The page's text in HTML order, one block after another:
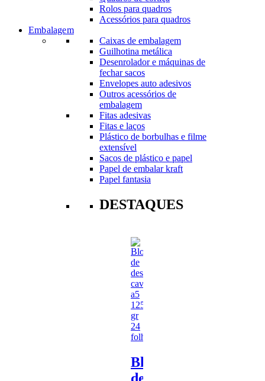
Rolos para quadros
Acessórios para quadros
Embalagem
Caixas de embalagem
Guilhotina metálica
Desenrolador e máquinas de
fechar sacos
Envelopes auto adesivos
Outros acessórios de
embalagem
Fitas adesivas
Fitas e laços
Plástico de borbulhas e filme
extensível
Sacos de plástico e papel
Papel de embalar kraft
Papel fantasia
DESTAQUES
Bloco
de